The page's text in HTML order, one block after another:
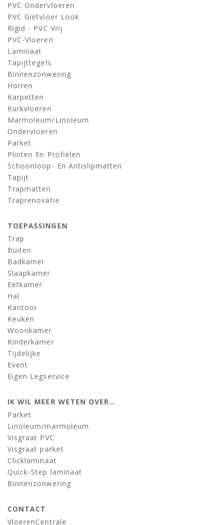
PVC Ondervloeren
PVC Gietvloer Look
Rigid - PVC Vrij
PVC-Vloeren
Laminaat
Tapijttegels
Binnenzonwering
Horren
Karpetten
Kurkvloeren
Marmoleum/linoleum
Ondervloeren
Parket
Plinten En Profielen
Schoonloop- En Antislipmatten
Tapijt
Trapmatten
Traprenovatie
TOEPASSINGEN
Trap
Buiten
Badkamer
Slaapkamer
Eetkamer
Hal
Kantoor
Keuken
Woonkamer
Kinderkamer
Tijdelijke
Event
Eigen Legservice
IK WIL MEER WETEN OVER…
Parket
Linoleum/marmoleum
Visgraat PVC
Visgraat parket
Clicklaminaat
Quick-Step laminaat
Binnenzonwering
CONTACT
VloerenCentrale